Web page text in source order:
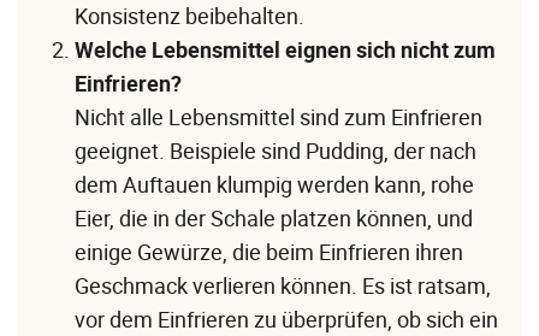
Konsistenz beibehalten.
Welche Lebensmittel eignen sich nicht zum
Einfrieren?
Nicht alle Lebensmittel sind zum Einfrieren
geeignet. Beispiele sind Pudding, der nach
dem Auftauen klumpig werden kann, rohe
Eier, die in der Schale platzen können, und
einige Gewürze, die beim Einfrieren ihren
Geschmack verlieren können. Es ist ratsam,
vor dem Einfrieren zu überprüfen, ob sich ein